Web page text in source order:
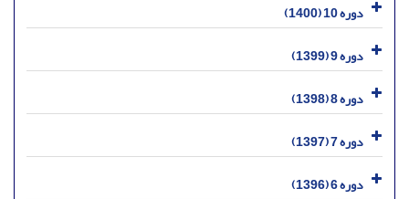
دوره 10 (1400)
دوره 9 (1399)
دوره 8 (1398)
دوره 7 (1397)
دوره 6 (1396)